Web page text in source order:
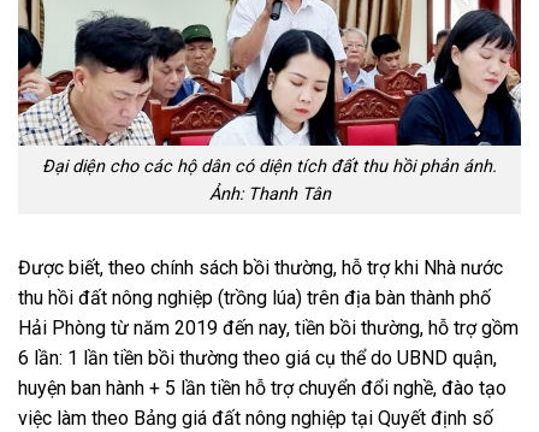
Đại diện cho các hộ dân có diện tích đất thu hồi phản ánh.
Ảnh: Thanh Tân
Được biết, theo chính sách bồi thường, hỗ trợ khi Nhà nước
thu hồi đất nông nghiệp (trồng lúa) trên địa bàn thành phố
Hải Phòng từ năm 2019 đến nay, tiền bồi thường, hỗ trợ gồm
6 lần: 1 lần tiền bồi thường theo giá cụ thể do UBND quận,
huyện ban hành + 5 lần tiền hỗ trợ chuyển đổi nghề, đào tạo
việc làm theo Bảng giá đất nông nghiệp tại Quyết định số